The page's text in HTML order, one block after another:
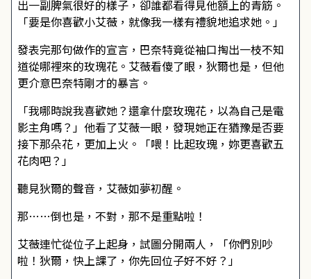
出一副脾氣很好的樣子，卻誰都看得見他額上的青筋。
「要是你喜歡小艾薇，就像我一樣有禮貌地追求她。」
發表完那句做作的宣言，巴奈特竟從袖口掏出一枝不知
道從哪裡來的玫瑰花。艾薇看傻了眼，狄爾也是，但他
更介意巴奈特剛才的暴言。
「我哪時說我喜歡她？還拿什麼玫瑰花，以為自己是電
影主角嗎？」他看了艾薇一眼，發現她正在猶豫是否要
接下那朵花，更加上火。「喂！比起玫瑰，妳更喜歡五
花肉吧？」
聽見狄爾的聲音，艾薇如夢初醒。
那……倒也是，不對，那不是重點啦！
艾薇連忙從位子上起身，試圖分開兩人，「你們別吵
啦！狄爾，快上課了，你先回位子好不好？」